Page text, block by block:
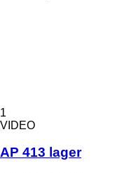
1
VIDEO
AP 413 lager